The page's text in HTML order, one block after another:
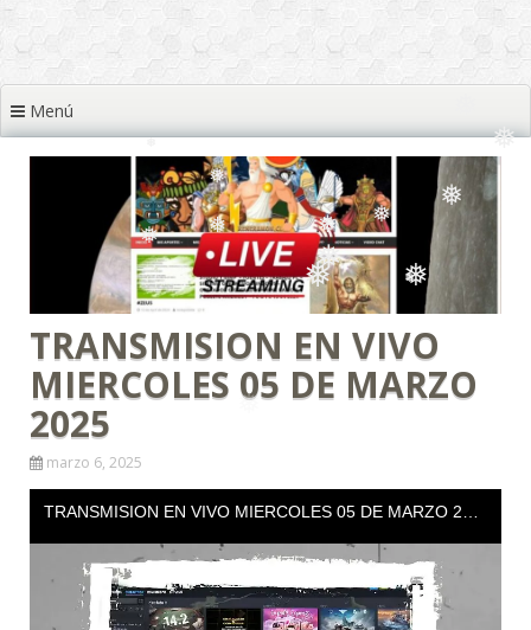
❅❅
❅ ❅
❅
❅
❅ ❅
❅
❅
❅
❅
❅
❅
❅
Menú
TRANSMISION EN VIVO
MIERCOLES 05 DE MARZO
2025
marzo 6, 2025